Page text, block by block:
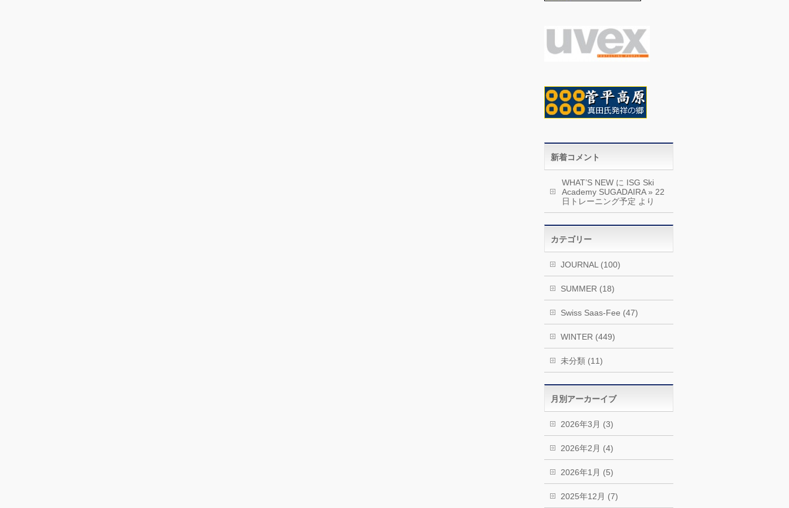
新着コメント
WHAT’S NEW に ISG Ski
Academy SUGADAIRA » 22
日トレーニング予定 より
カテゴリー
JOURNAL (100)
SUMMER (18)
Swiss Saas-Fee (47)
WINTER (449)
未分類 (11)
月別アーカーイブ
2026年3月 (3)
2026年2月 (4)
2026年1月 (5)
2025年12月 (7)